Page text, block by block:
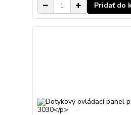
Pridať do